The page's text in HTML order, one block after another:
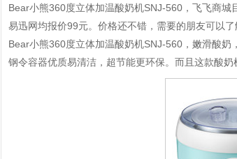
Bear小熊360度立体加温酸奶机SNJ-560，飞飞商城
易迅网均报价99元。价格还不错，需要的朋友可以了
Bear小熊360度立体加温酸奶机SNJ-560，嫩滑酸
钢令容器优质易清洁，超节能更环保。而且这款酸